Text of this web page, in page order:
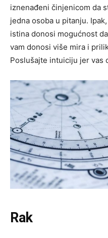
iznenađeni činjenicom da
jedna osoba u pitanju.
istina donosi mogućnost
vam donosi više mira i
Poslušajte intuiciju jer vas
Rak